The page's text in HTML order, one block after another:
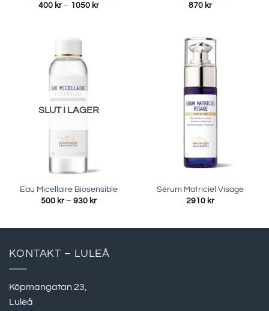
400 kr – 1050 krPrisintervall:
870 kr
SLUT I LAGER
Eau Micellaire Biosensible
500 kr – 930 krPrisintervall:
Sérum Matriciel Visage
2910 kr
KONTAKT – LULEÅ
Köpmangatan 23,
Luleå